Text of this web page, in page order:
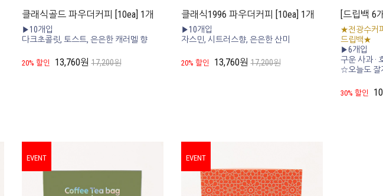
클래식골드 파우더커피 [10ea] 1개
▶10개입
다크초콜릿, 토스트, 은은한 캐러멜 향
20% 할인 13,760원 17,200원
클래식1996 파우더커피 [10ea] 1개
▶10개입
자스민, 시트러스향, 은은한 산미
20% 할인 13,760원 17,200원
[드립백 6
★전광수커
드립백★
▶6개입
구운 사과 ·
☆오늘도 잘
30% 할인
EVENT EVENT